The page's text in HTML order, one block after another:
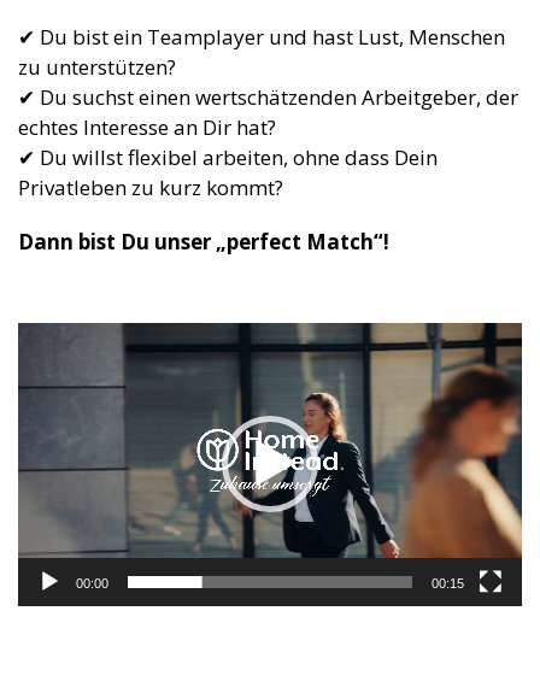
✔ Du bist ein Teamplayer und hast Lust, Menschen
zu unterstützen?
✔ Du suchst einen wertschätzenden Arbeitgeber, der
echtes Interesse an Dir hat?
✔ Du willst flexibel arbeiten, ohne dass Dein
Privatleben zu kurz kommt?
Dann bist Du unser „perfect Match“!
Video-
Player
00:00 00:15